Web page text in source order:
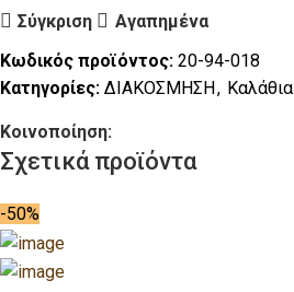
Σύγκριση
Αγαπημένα
Κωδικός προϊόντος: 20-94-018
Κατηγορίες: ΔΙΑΚΟΣΜΗΣΗ , Καλάθια
Κοινοποίηση:
Σχετικά προϊόντα
-50%